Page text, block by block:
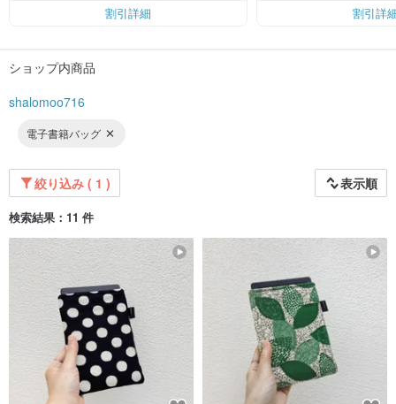
割引詳細
割引詳
ショップ内商品
shalomoo716
電子書籍バッグ
絞り込み ( 1 ) 表示順
検索結果：11 件